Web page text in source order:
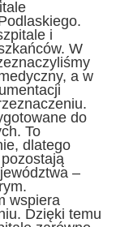
i
W
a w
do
To
dlatego
–
wspiera
Dzięki temu